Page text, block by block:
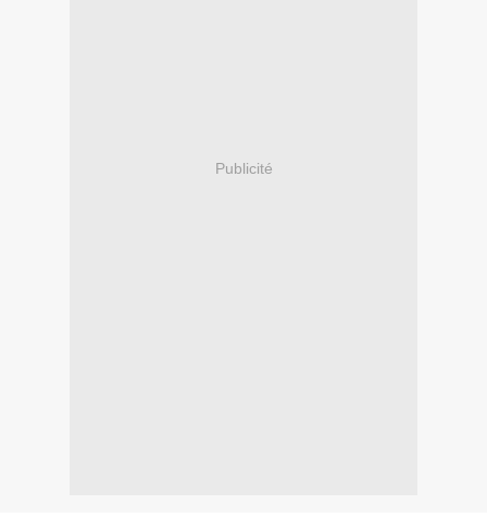
Publicité